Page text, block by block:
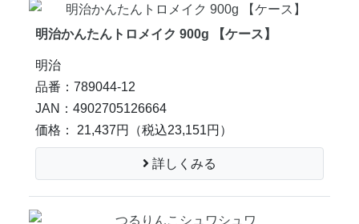
明治かんたんトロメイク 900g 【ケース】
明治
品番：789044-12
JAN：4902705126664
価格： 21,437円
（税込23,151円）
詳しくみる